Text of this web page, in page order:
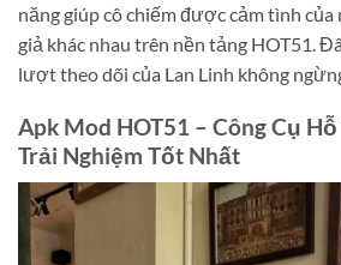
năng giúp cô chiếm được cảm tình
giả khác nhau trên nền tảng HOT51.
lượt theo dõi của Lan Linh không
Apk Mod HOT51 – Công Cụ
Trải Nghiệm Tốt Nhất